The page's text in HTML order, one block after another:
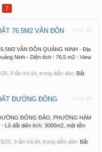
7
Chủ đề
76.5M2 VÂN ĐỒN
VÂN ĐỒN QUẢNG NINH - Địa
Ninh - Diện tích : 76,5 m2 - View
25 , 0 lần trả lời, trong diễn đàn: Bất
Chủ đề
ĐƯỜNG ĐÔNG
ĐÔNG ĐẢO, PHƯỜNG HÀM
Lô đất diện tích: 3000m2, mặt tiền
25 , 0 lần trả lời, trong diễn đàn: Bất